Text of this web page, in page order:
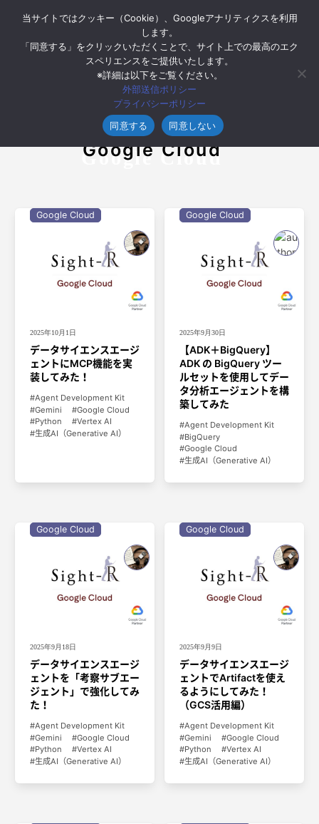
Category
Google Cloud
Google Cloud
Google Cloud
2025年10月1日
データサイエンスエージ
ェントにMCP機能を実
装してみた！
Agent Development Kit
Gemini
Google Cloud
Python
Vertex AI
生成AI（Generative AI）
Google Cloud
2025年9月30日
【ADK＋BigQuery】
ADK の BigQuery ツー
ルセットを使用してデー
タ分析エージェントを構
築してみた
Agent Development Kit
BigQuery
Google Cloud
生成AI（Generative AI）
Google Cloud
2025年9月18日
データサイエンスエージ
ェントを「考察サブエー
ジェント」で強化してみ
た！
Agent Development Kit
Gemini
Google Cloud
Python
Vertex AI
生成AI（Generative AI）
Google Cloud
2025年9月9日
データサイエンスエージ
ェントでArtifactを使え
るようにしてみた！
（GCS活用編）
Agent Development Kit
Gemini
Google Cloud
Python
Vertex AI
生成AI（Generative AI）
当サイトではクッキー（Cookie）、Googleアナリティクスを利用
します。
「同意する」をクリックいただくことで、サイト上での最高のエク
スペリエンスをご提供いたします。
※詳細は以下をご覧ください。
外部送信ポリシー
プライバシーポリシー
同意する
同意しない